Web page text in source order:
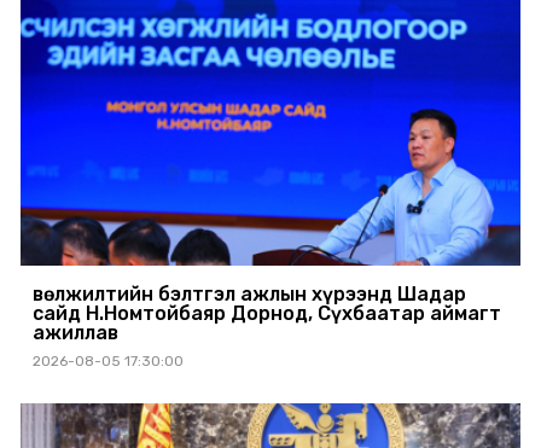
Өвөлжилтийн бэлтгэл ажлын хүрээнд Шадар
сайд Н.Номтойбаяр Дорнод, Сүхбаатар аймагт
ажиллав
2026-08-05 17:30:00